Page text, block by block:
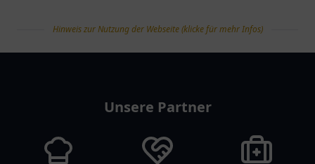
Hinweis zur Nutzung der Webseite (klicke für mehr Infos)
Unsere Partner